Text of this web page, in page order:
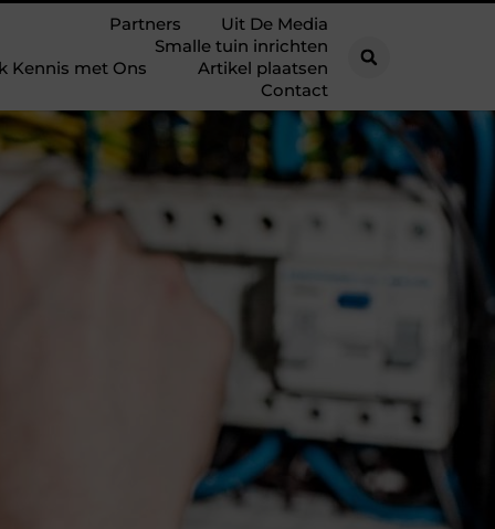
Partners
Uit De Media
Smalle tuin inrichten
Kennis met Ons
Artikel plaatsen
Contact